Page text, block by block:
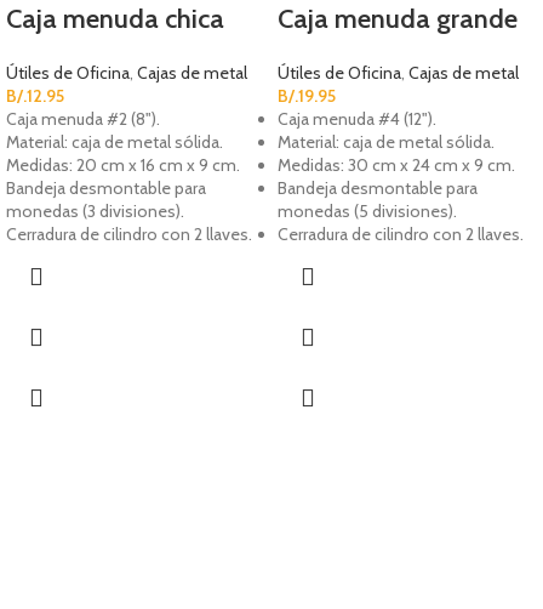
Caja menuda chica
Útiles de Oficina, Cajas de metal
B/.12.95
Caja menuda #2 (8").
Material: caja de metal sólida.
Medidas: 20 cm x 16 cm x 9 cm.
Bandeja desmontable para
monedas (3 divisiones).
Cerradura de cilindro con 2 llaves.
Caja menuda grande
Útiles de Oficina, Cajas de metal
B/.19.95
Caja menuda #4 (12").
Material: caja de metal sólida.
Medidas: 30 cm x 24 cm x 9 cm.
Bandeja desmontable para
monedas (5 divisiones).
Cerradura de cilindro con 2 llaves.